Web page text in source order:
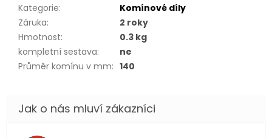
Kategorie:
Komínové díly
Záruka:
2 roky
Hmotnost:
0.3 kg
kompletní sestava:
ne
Průměr komínu v mm: 140